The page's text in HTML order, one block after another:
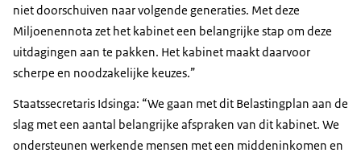
niet doorschuiven naar volgende generaties. Met deze
Miljoenennota zet het kabinet een belangrijke stap om deze
uitdagingen aan te pakken. Het kabinet maakt daarvoor
scherpe en noodzakelijke keuzes.”
Staatssecretaris Idsinga: “We gaan met dit Belastingplan aan de
slag met een aantal belangrijke afspraken van dit kabinet. We
ondersteunen werkende mensen met een middeninkomen en